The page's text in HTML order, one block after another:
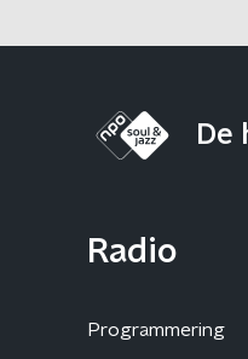
De
Radio
Programmering